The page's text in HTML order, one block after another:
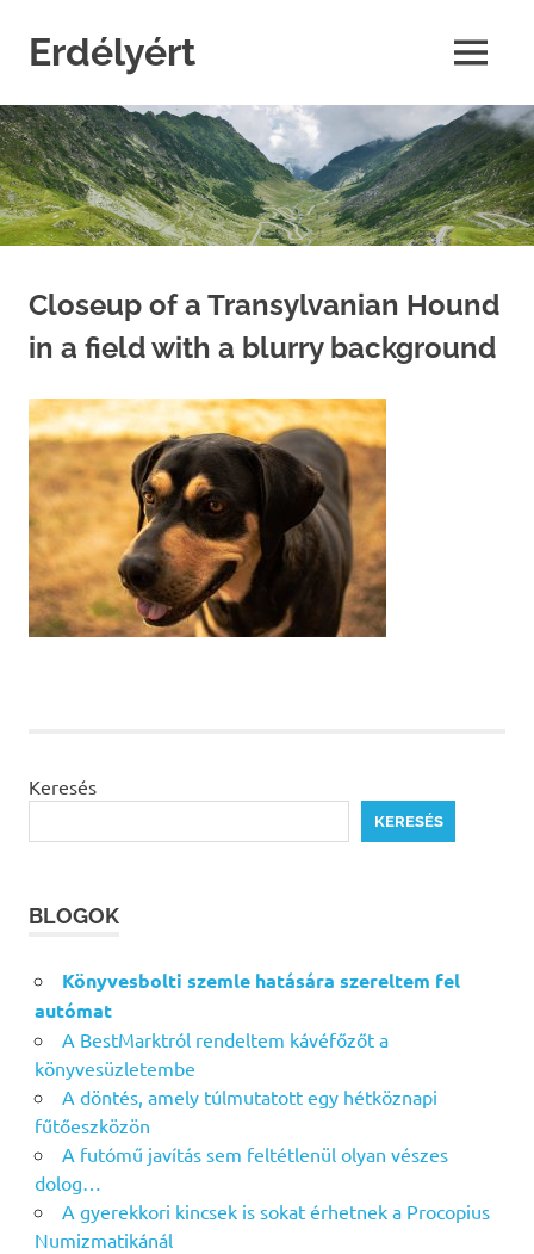
contentErdélyért MENU
Closeup of a Transylvanian Hound
in a field with a blurry background
Keresés
KERESÉS
BLOGOK
Könyvesbolti szemle hatására szereltem fel
autómat
A BestMarktról rendeltem kávéfőzőt a
könyvesüzletembe
A döntés, amely túlmutatott egy hétköznapi
fűtőeszközön
A futómű javítás sem feltétlenül olyan vészes
dolog…
A gyerekkori kincsek is sokat érhetnek a Procopius
Numizmatikánál